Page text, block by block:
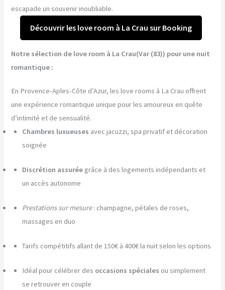
escapade un souvenir inoubliable.
Découvrir les love room à La Crau sur Booking
Notre sélection de love room à La Crau(Var (83)) pour une nuit
romantique :
En Provence-Aples-Côte d’Azur, les love rooms à La Crau offrent
une expérience romantique unique pour les amoureux en quête
d’intimité et de sensualité.
Chambres luxueuses avec jacuzzi, spa privatif et décoration
soignée
Discrétion assurée grâce à des logements indépendants et
un accès autonome
Prestations sur mesure: champagne, pétales de roses,
massages en duo
Tarifs compétitifs allant de 150€ à 400€ la nuit selon les options
Idéal pour célébrer des occasions spéciales ou simplement
se retrouver en couple